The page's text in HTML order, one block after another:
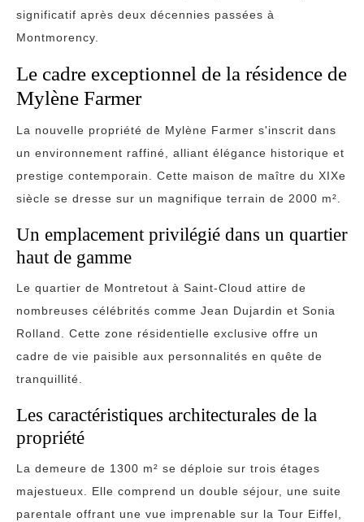
significatif après deux décennies passées à
Montmorency.
Le cadre exceptionnel de la résidence de
Mylène Farmer
La nouvelle propriété de Mylène Farmer s'inscrit dans
un environnement raffiné, alliant élégance historique et
prestige contemporain. Cette maison de maître du XIXe
siècle se dresse sur un magnifique terrain de 2000 m².
Un emplacement privilégié dans un quartier
haut de gamme
Le quartier de Montretout à Saint-Cloud attire de
nombreuses célébrités comme Jean Dujardin et Sonia
Rolland. Cette zone résidentielle exclusive offre un
cadre de vie paisible aux personnalités en quête de
tranquillité.
Les caractéristiques architecturales de la
propriété
La demeure de 1300 m² se déploie sur trois étages
majestueux. Elle comprend un double séjour, une suite
parentale offrant une vue imprenable sur la Tour Eiffel,